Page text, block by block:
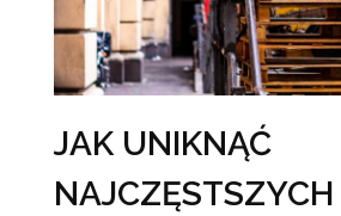
JAK UNIKNĄĆ
NAJCZĘSTSZYCH